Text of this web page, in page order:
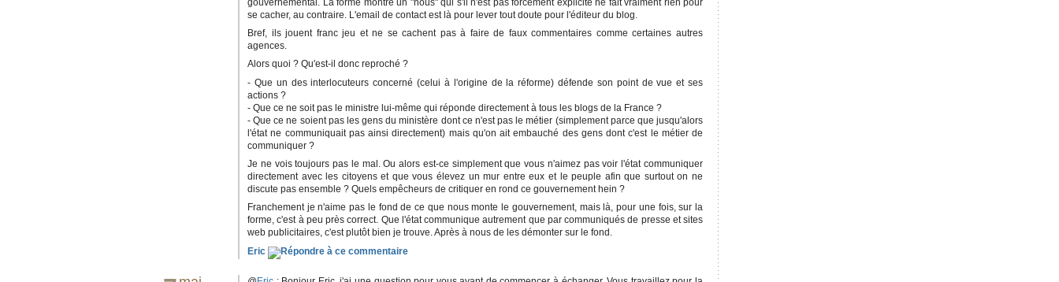
gouvernemental. La forme montre un "nous" qui s'il n'est pas forcément explicite ne fait vraiment rien pour
se cacher, au contraire. L'email de contact est là pour lever tout doute pour l'éditeur du blog.
Bref, ils jouent franc jeu et ne se cachent pas à faire de faux commentaires comme certaines autres
agences.
Alors quoi ? Qu'est-il donc reproché ?
- Que un des interlocuteurs concerné (celui à l'origine de la réforme) défende son point de vue et ses
actions ?
- Que ce ne soit pas le ministre lui-même qui réponde directement à tous les blogs de la France ?
- Que ce ne soient pas les gens du ministère dont ce n'est pas le métier (simplement parce que jusqu'alors
l'état ne communiquait pas ainsi directement) mais qu'on ait embauché des gens dont c'est le métier de
communiquer ?
Je ne vois toujours pas le mal. Ou alors est-ce simplement que vous n'aimez pas voir l'état communiquer
directement avec les citoyens et que vous élevez un mur entre eux et le peuple afin que surtout on ne
discute pas ensemble ? Quels empêcheurs de critiquer en rond ce gouvernement hein ?
Franchement je n'aime pas le fond de ce que nous monte le gouvernement, mais là, pour une fois, sur la
forme, c'est à peu près correct. Que l'état communique autrement que par communiqués de presse et sites
web publicitaires, c'est plutôt bien je trouve. Après à nous de les démonter sur le fond.
Eric